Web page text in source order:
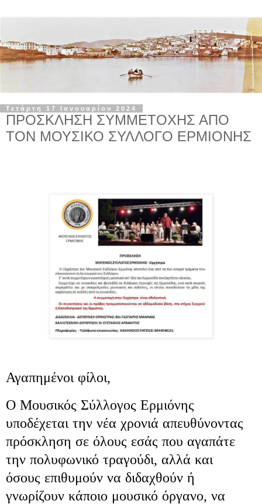
Τετάρτη 17 Ιανουαρίου 2024
ΠΡΟΣΚΛΗΣΗ ΣΥΜΜΕΤΟΧΗΣ ΑΠΟ
ΤΟΝ ΜΟΥΣΙΚΟ ΣΥΛΛΟΓΟ ΕΡΜΙΟΝΗΣ
Αγαπημένοι φίλοι,
Ο Μουσικός Σύλλογος Ερμιόνης
υποδέχεται την νέα χρονιά απευθύνοντας
πρόσκληση σε όλους εσάς που αγαπάτε
την πολυφωνικό τραγούδι, αλλά και
όσους επιθυμούν να διδαχθούν ή
γνωρίζουν κάποιο μουσικό όργανο, να